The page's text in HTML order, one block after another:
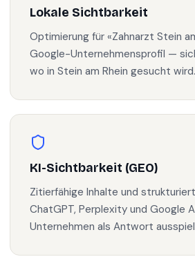
Lokale Sichtbarkeit
Optimierung für «Zahnarzt Stein
Google-Unternehmensprofil —
wo in Stein am Rhein gesucht wird.
KI-Sichtbarkeit (GEO)
Zitierfähige Inhalte und
ChatGPT, Perplexity und Google
Unternehmen als Antwort